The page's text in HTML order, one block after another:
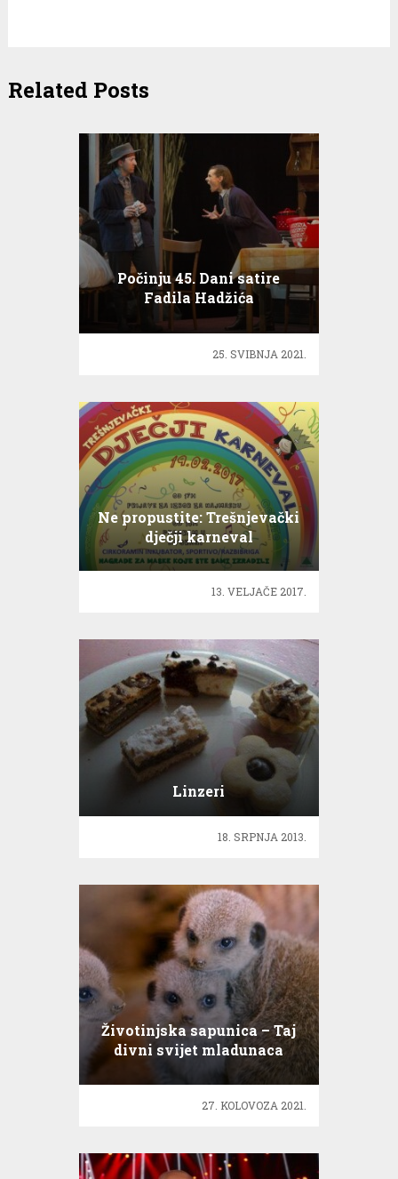
Related Posts
Počinju 45. Dani satire
Fadila Hadžića
25. SVIBNJA 2021.
Ne propustite: Trešnjevački
dječji karneval
13. VELJAČE 2017.
Linzeri
18. SRPNJA 2013.
Životinjska sapunica – Taj
divni svijet mladunaca
27. KOLOVOZA 2021.